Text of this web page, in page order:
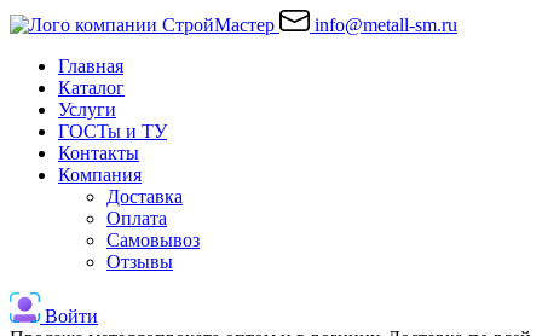
info@metall-sm.ru
Главная
Каталог
Услуги
ГОСТы и ТУ
Контакты
Компания
Доставка
Оплата
Самовывоз
Отзывы
Войти